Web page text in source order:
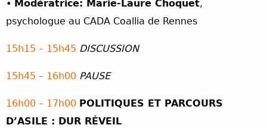
• Modératrice: Marie-Laure Choquet,
psychologue au CADA Coallia de Rennes
15h15 – 15h45 DISCUSSION
15h45 – 16h00 PAUSE
16h00 – 17h00 POLITIQUES ET PARCOURS
D’ASILE : DUR RÉVEIL